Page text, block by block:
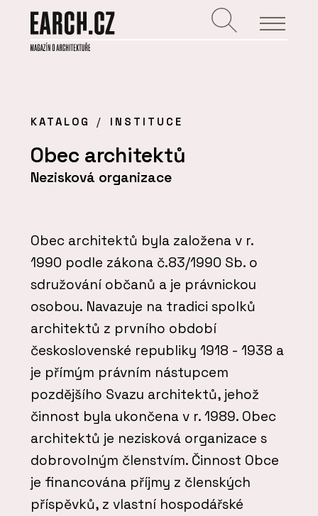
KATALOG INSTITUCE
Obec architektů
Nezisková organizace
Obec architektů byla založena v r.
1990 podle zákona č.83/1990 Sb. o
sdružování občanů a je právnickou
osobou. Navazuje na tradici spolků
architektů z prvního období
československé republiky 1918 - 1938 a
je přímým právním nástupcem
pozdějšího Svazu architektů, jehož
činnost byla ukončena v r. 1989. Obec
architektů je nezisková organizace s
dobrovolným členstvím. Činnost Obce
je financována příjmy z členských
příspěvků, z vlastní hospodářské